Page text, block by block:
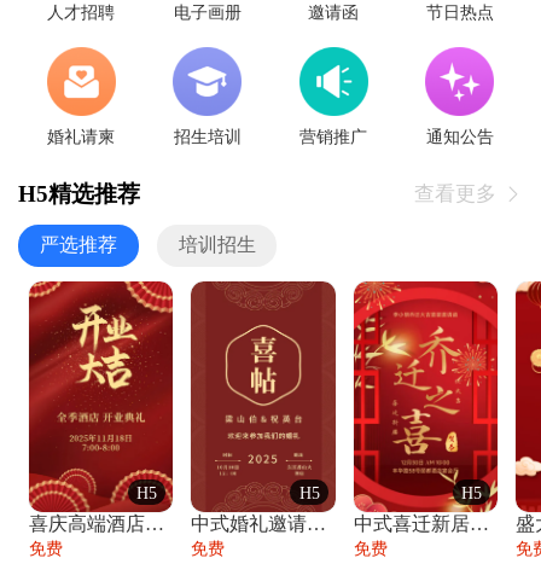
人才招聘 电子画册 邀请函 节日热点
婚礼请柬 招生培训 营销推广 通知公告
H5精选推荐 查看更多 
严选推荐 培训招生
H5
喜庆高端酒店开业大吉邀请函
免费
H5
中式婚礼邀请函中国风传统复古婚礼请柬请帖
免费
H5
中式喜迁新居乔迁之喜邀请函宴会请帖
免费 免